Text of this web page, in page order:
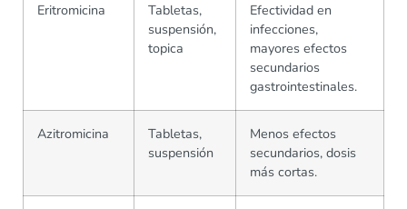
Eritromicina
Tabletas,
suspensión,
topica
Efectividad en
infecciones,
mayores efectos
secundarios
gastrointestinales.
Azitromicina
Tabletas,
suspensión
Menos efectos
secundarios, dosis
más cortas.